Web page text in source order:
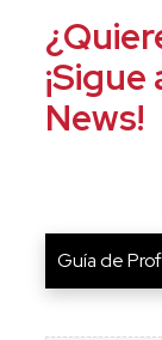
News!
Guía de